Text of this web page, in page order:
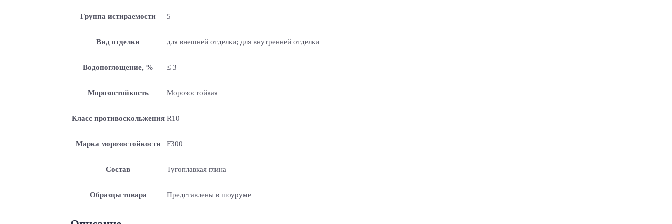
Группа истираемости 5
Вид отделки для внешней отделки; для внутренней отделки
Водопоглощение, % ≤ 3
Морозостойкость Морозостойкая
Класс противоскольжения R10
Марка морозостойкости F300
Состав Тугоплавкая глина
Образцы товара Представлены в шоуруме